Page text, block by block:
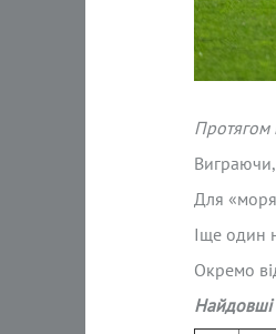
Протягом
Для
Іще один
Окремо
Найдовші